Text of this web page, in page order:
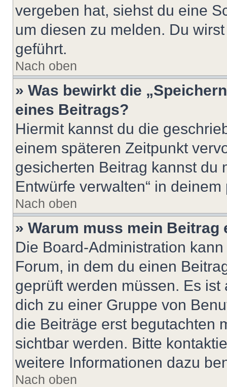
vergeben hat, siehst du eine
um diesen zu melden. Du
geführt.
Nach oben
» Was bewirkt die
eines Beitrags?
Hiermit kannst du die
einem späteren Zeitpunkt
gesicherten Beitrag kannst du
Entwürfe verwalten“ in
Nach oben
» Warum muss mein
Die Board-Administration
Forum, in dem du einen
geprüft werden müssen. Es
dich zu einer Gruppe von
die Beiträge erst begutachten
sichtbar werden. Bitte
weitere Informationen dazu
Nach oben